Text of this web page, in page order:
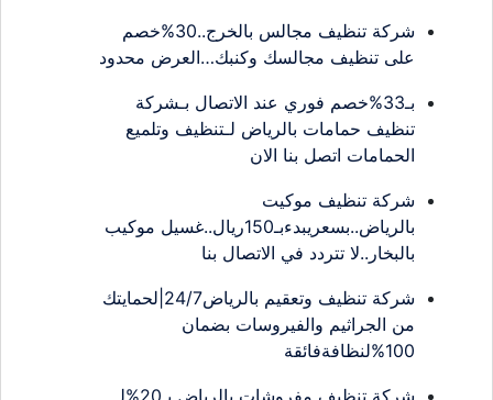
شركة تنظيف مجالس بالخرج..30%خصم
على تنظيف مجالسك وكنبك…العرض محدود
بـ33%خصم فوري عند الاتصال بـشركة
تنظيف حمامات بالرياض لـتنظيف وتلميع
الحمامات اتصل بنا الان
شركة تنظيف موكيت
بالرياض..بسعريبدءبـ150ريال..غسيل موكيب
بالبخار..لا تتردد في الاتصال بنا
شركة تنظيف وتعقيم بالرياض24/7|لحمايتك
من الجراثيم والفيروسات بضمان
100%لنظافةفائقة
شركة تنظيف مفروشات بالرياض بـ20%لـ